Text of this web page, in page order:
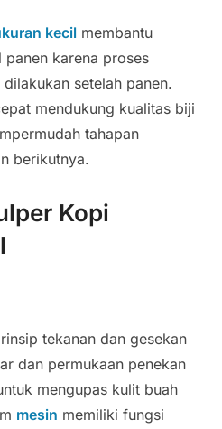
kecilmembantu
panen karena proses
setelah panen.
mendukung kualitas biji
tahapan
berikutnya.
Kopi
tekanan dan gesekan
dan permukaan penekan
mengupas kulit buah
mesin memiliki fungsi